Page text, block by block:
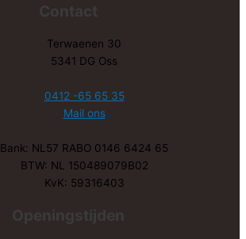
Terwaenen 30
5341 DG Oss
0412 -65 65 35
Mail ons
Bank: NL57 RABO 0146 6424 65
BTW: NL 150489079B02
KvK: 59316403